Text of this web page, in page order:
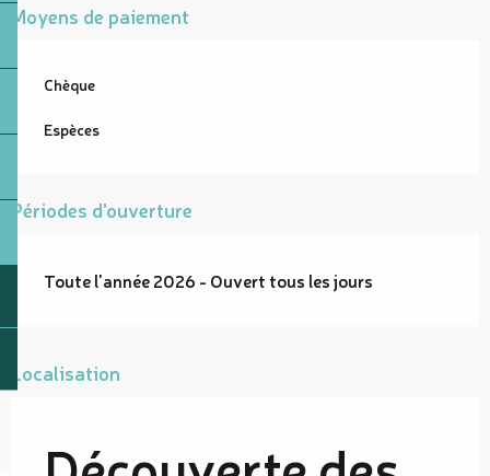
Moyens de paiement
Chèque
Espèces
Périodes d'ouverture
Toute l'année 2026 - Ouvert tous les jours
Localisation